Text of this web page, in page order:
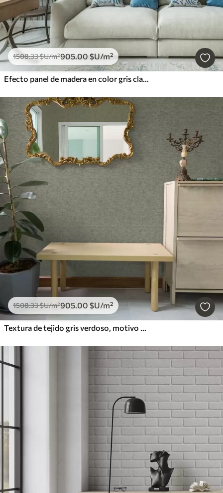
1508.33$U/m²905.00 $U/m²
Efecto panel de madera en color gris claro
1508.33$U/m²905.00 $U/m²
Textura de tejido gris verdoso, motivo de rejilla de lino